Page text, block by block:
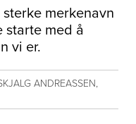
merkenavn
starte med å
vi er.
ANDREASSEN,